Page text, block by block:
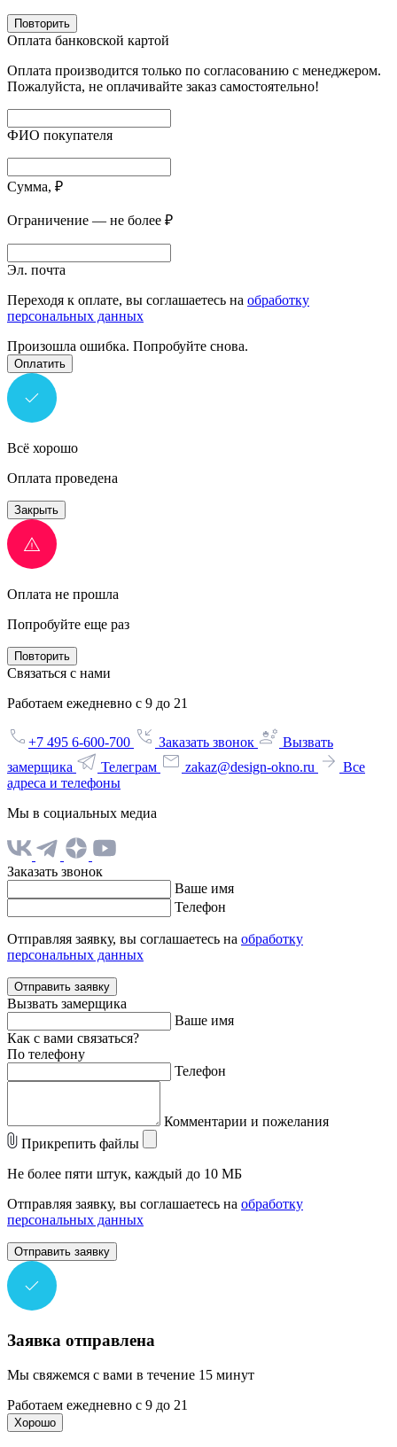
Повторить
Оплата банковской картой
Оплата производится только по согласованию с менеджером.
Пожалуйста, не оплачивайте заказ самостоятельно!
ФИО покупателя
Сумма, ₽
Ограничение — не более ₽
Эл. почта
Переходя к оплате, вы соглашаетесь на обработку
персональных данных
Произошла ошибка. Попробуйте снова.
Оплатить
Всё хорошо
Оплата проведена
Закрыть
Оплата не прошла
Попробуйте еще раз
Повторить
Связаться с нами
Работаем ежедневно с 9 до 21
+7 495 6-600-700 Заказать звонок
Вызвать
замерщика
Телеграм zakaz@design-okno.ru
Все
адреса и телефоны
Мы в социальных медиа
Заказать звонок
Ваше имя
Телефон
Отправляя заявку, вы соглашаетесь на обработку
персональных данных
Отправить заявку
Вызвать замерщика
Ваше имя
Как с вами связаться?
По телефону
Телефон
Комментарии и пожелания
Прикрепить файлы
Не более пяти штук, каждый до 10 МБ
Отправляя заявку, вы соглашаетесь на обработку
персональных данных
Отправить заявку
Заявка отправлена
Мы свяжемся с вами в течение 15 минут
Работаем ежедневно с 9 до 21
Хорошо